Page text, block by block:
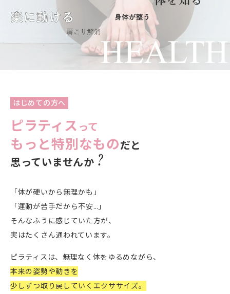
はじめての方へ
ピラティス って
もっと特別なものだと
思っていませんか
「体が硬いから無理かも」
「運動が苦手だから不安…」
そんなふうに感じていた方が、
実はたくさん通われています。
ピラティスは、無理なく体をゆるめながら、
本来の姿勢や動きを
少しずつ取り戻していくエクササイズ。